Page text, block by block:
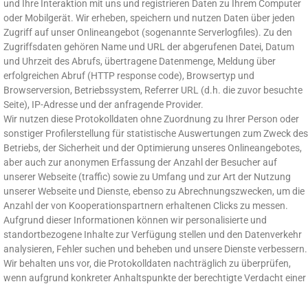
und Ihre Interaktion mit uns und registrieren Daten zu Ihrem Computer
oder Mobilgerät. Wir erheben, speichern und nutzen Daten über jeden
Zugriff auf unser Onlineangebot (sogenannte Serverlogfiles). Zu den
Zugriffsdaten gehören Name und URL der abgerufenen Datei, Datum
und Uhrzeit des Abrufs, übertragene Datenmenge, Meldung über
erfolgreichen Abruf (HTTP response code), Browsertyp und
Browserversion, Betriebssystem, Referrer URL (d.h. die zuvor besuchte
Seite), IP-Adresse und der anfragende Provider.
Wir nutzen diese Protokolldaten ohne Zuordnung zu Ihrer Person oder
sonstiger Profilerstellung für statistische Auswertungen zum Zweck des
Betriebs, der Sicherheit und der Optimierung unseres Onlineangebotes,
aber auch zur anonymen Erfassung der Anzahl der Besucher auf
unserer Webseite (traffic) sowie zu Umfang und zur Art der Nutzung
unserer Webseite und Dienste, ebenso zu Abrechnungszwecken, um die
Anzahl der von Kooperationspartnern erhaltenen Clicks zu messen.
Aufgrund dieser Informationen können wir personalisierte und
standortbezogene Inhalte zur Verfügung stellen und den Datenverkehr
analysieren, Fehler suchen und beheben und unsere Dienste verbessern.
Wir behalten uns vor, die Protokolldaten nachträglich zu überprüfen,
wenn aufgrund konkreter Anhaltspunkte der berechtigte Verdacht einer